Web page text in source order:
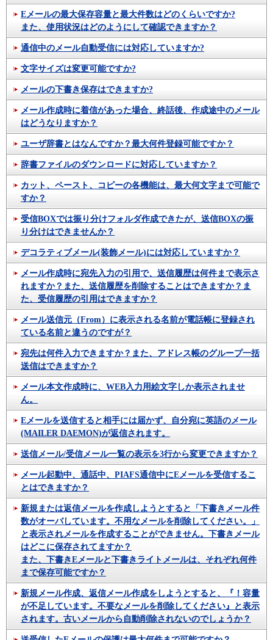
Eメールの最大保存容量と最大件数はどのくらいですか?
また、使用状況はどのようにして確認できますか？
通信中のメール自動受信には対応していますか?
文字サイズは変更可能ですか?
メールの下書き保存はできますか?
メール作成時に着信があった場合、終話後、作成途中のメール
はどうなりますか？
ユーザ辞書とはなんですか？最大何件登録可能ですか？
辞書ファイルのダウンロードに対応していますか？
カット、ペースト、コピーの各機能は、最大何文字まで可能で
すか？
受信BOXでは振り分けフォルダ作成できたが、送信BOXの振
り分けはできませんか？
デコラティブメール(装飾メール)には対応していますか？
メール作成時に宛先入力の引用で、送信履歴は何件まで表示さ
れますか？また、送信履歴を削除することはできますか？ま
た、受信履歴の引用はできますか？
メール送信元（From）に表示される名前が電話帳に登録され
ている名前と違うのですが？
宛先は何件入力できますか？また、アドレス帳のグループ一括
送信はできますか？
メール本文作成時に、WEB入力用絵文字しか表示されませ
ん。
Eメールを送信すると相手には届かず、自分宛に英語のメール
(MAILER DAEMON)が返信されます。
送信メール/受信メール一覧の表示を3行から変更できますか？
メール起動中、通話中、PIAFS通信中にEメールを受信するこ
とはできますか？
新規または返信メールを作成しようとすると「下書きメール件
数がオーバしています。不用なメールを削除してください。」
と表示されメールを作成することができません。下書きメール
はどこに保存されてますか？
また、下書きEメールと下書きライトメールは、それぞれ何件
まで保存可能ですか？
新規メール作成、返信メール作成をしようとすると、『！容量
が不足しています。不要なメールを削除してください』と表示
されます。古いメールから自動削除されないのでしょうか？